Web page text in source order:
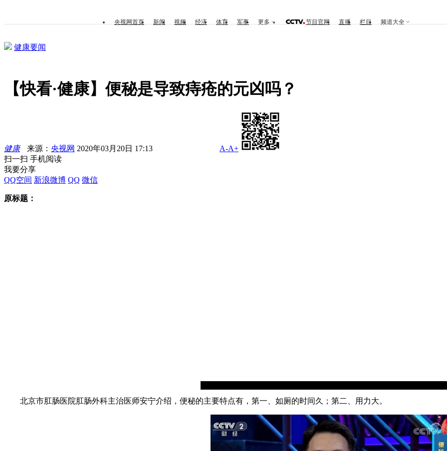
央视网首页 新闻 视频 经济 体育 军事 更多 节目官网 直播 栏目 频道大全
健康要闻
【快看·健康】便秘是导致痔疮的元凶吗？
健康 来源： 央视网 2020年03月20日 17:13 A-A+
扫一扫 手机阅读
我要分享
QQ空间 新浪微博 QQ 微信
原标题：
北京市肛肠医院肛肠外科主治医师安宁介绍，便秘的主要特点有，第一、如厕的时间久；第二、用力大。